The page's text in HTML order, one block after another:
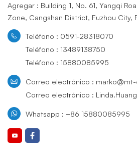
Agregar : Building 1, No. 61, Yangqi
Zone, Cangshan District, Fuzhou City,
Teléfono : 0591-28318070
Teléfono : 13489138750
Teléfono : 15880085995
Correo electrónico :
Correo electrónico :
Whatsapp : +86 15880085995